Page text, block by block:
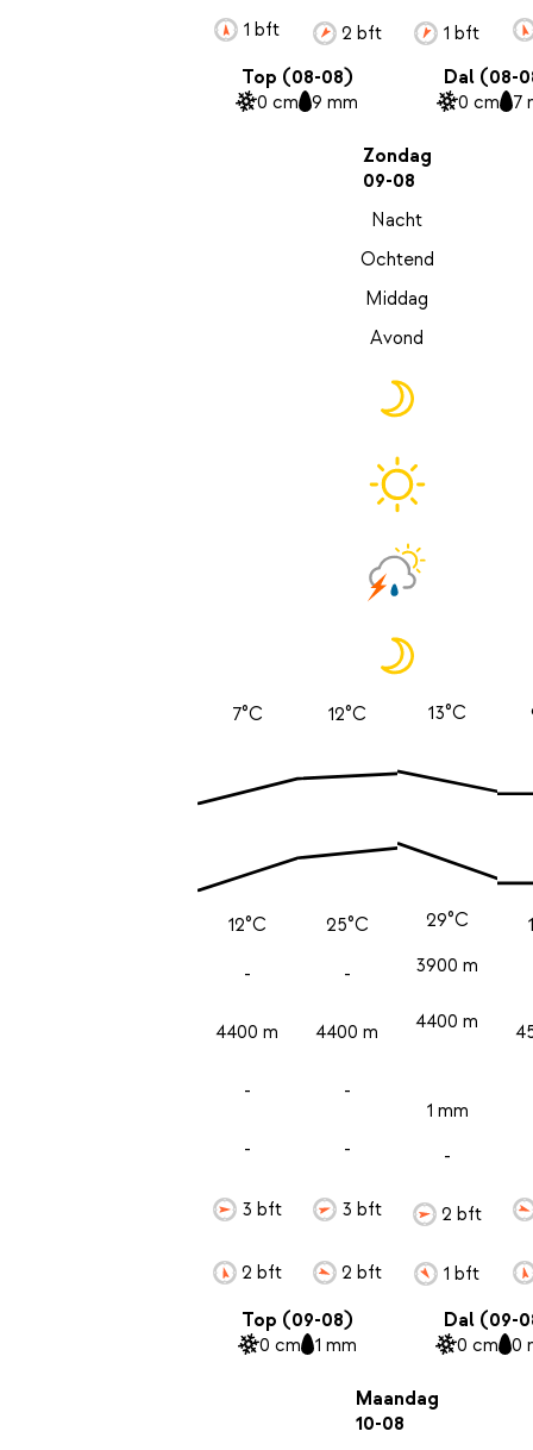
1 bft 2 bft
1 bft
Top (08-08)
0 cm 9 mm
Dal (08-
0 cm 7
Zondag
09-08
Nacht
Ochtend
Middag
Avond
7°C
12°C
-
4400 m
-
-
3 bft
2 bft
12°C
25°C
-
4400 m
-
-
3 bft
2 bft
13°C
29°C
3900 m
4400 m
1 mm
-
2 bft
1 bft
Top (09-08)
0 cm 1 mm
Dal (09-
0 cm 0
Maandag
10-08